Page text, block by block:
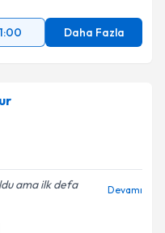
Daha Fazla
ama ilk defa